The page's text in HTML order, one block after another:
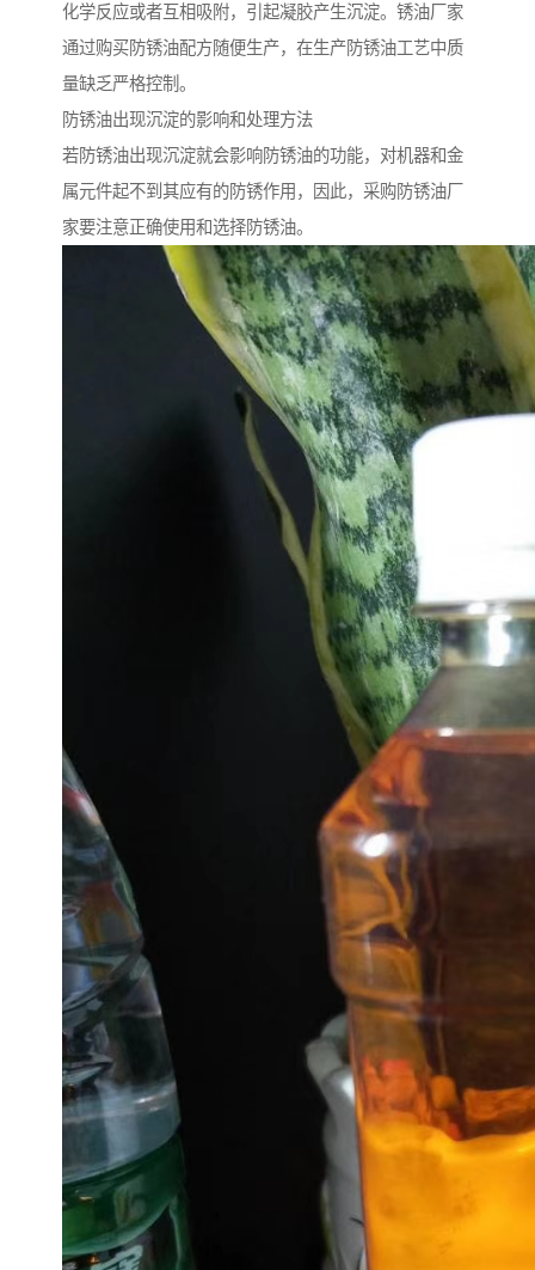
化学反应或者互相吸附，引起凝胶产生沉淀。锈油厂家
通过购买防锈油配方随便生产，在生产防锈油工艺中质
量缺乏严格控制。
防锈油出现沉淀的影响和处理方法
若防锈油出现沉淀就会影响防锈油的功能，对机器和金
属元件起不到其应有的防锈作用，因此，采购防锈油厂
家要注意正确使用和选择防锈油。